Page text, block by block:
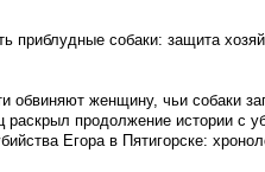
приблудные собаки: защита
обвиняют женщину, чьи собаки
продолжение истории с
Егора в Пятигорске: